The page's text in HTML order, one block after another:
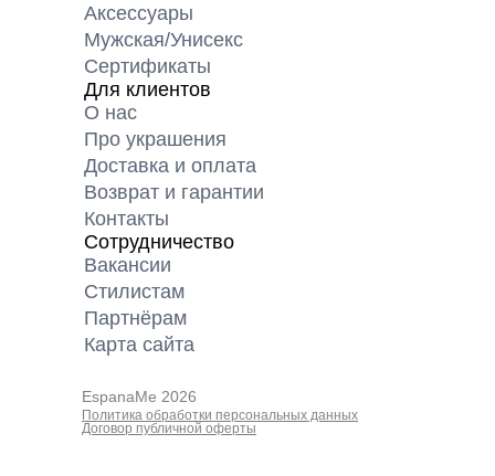
Аксессуары
Мужская/Унисекс
Сертификаты
Для клиентов
О нас
Про украшения
Доставка и оплата
Возврат и гарантии
Контакты
Сотрудничество
Вакансии
Cтилистам
Партнёрам
Карта cайта
EspanaMe 2026
Политика обработки персональных данных
Договор публичной оферты